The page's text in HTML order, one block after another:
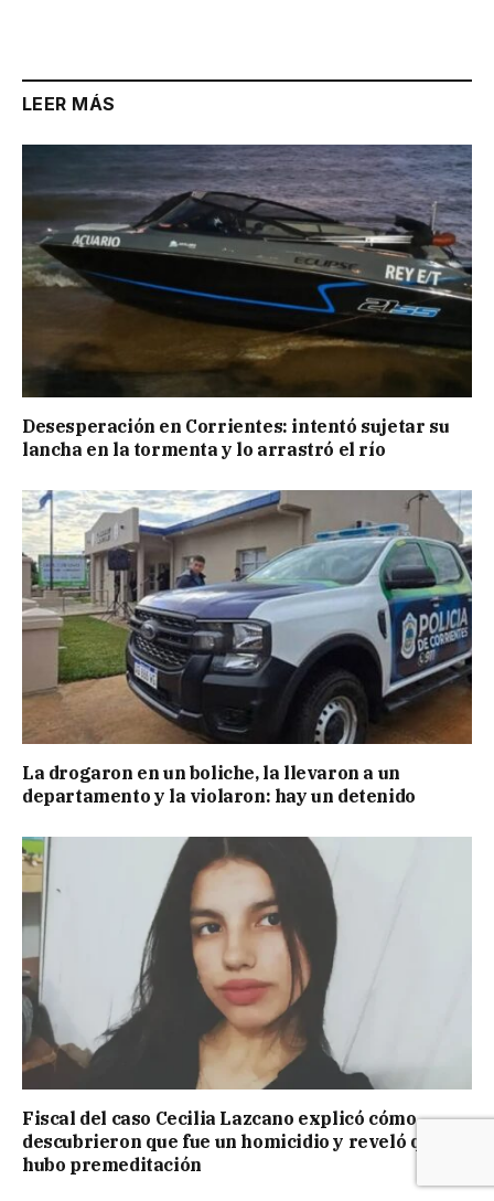
LEER MÁS
Desesperación en Corrientes: intentó sujetar su
lancha en la tormenta y lo arrastró el río
La drogaron en un boliche, la llevaron a un
departamento y la violaron: hay un detenido
Fiscal del caso Cecilia Lazcano explicó cómo
descubrieron que fue un homicidio y reveló que
hubo premeditación